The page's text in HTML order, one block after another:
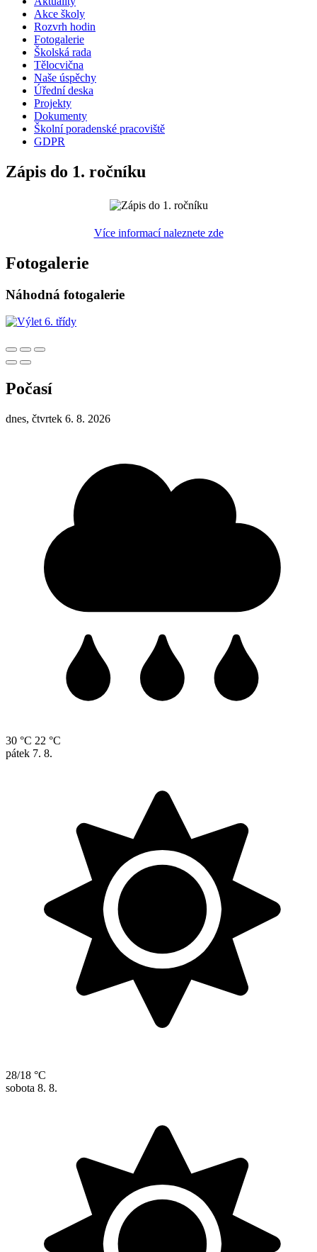
Akce školy
Rozvrh hodin
Fotogalerie
Školská rada
Tělocvična
Naše úspěchy
Úřední deska
Projekty
Dokumenty
Školní poradenské pracoviště
GDPR
Zápis do 1. ročníku
Více informací naleznete zde
Fotogalerie
Náhodná fotogalerie
Počasí
dnes, čtvrtek 6. 8. 2026
30 °C 22 °C
pátek 7. 8.
28/18 °C
sobota 8. 8.